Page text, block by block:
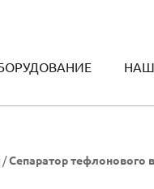
/Сепаратор тефлонового